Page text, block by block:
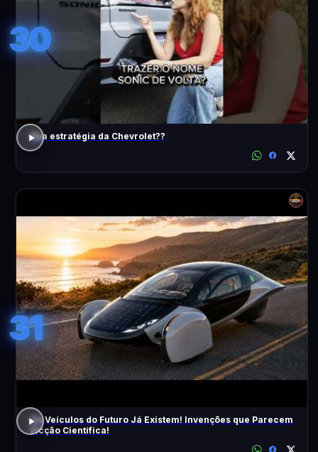
30
Boa estratégia da Chevrolet??
31
Os Veículos do Futuro Já Existem! Invenções que Parecem
Ficção Científica!